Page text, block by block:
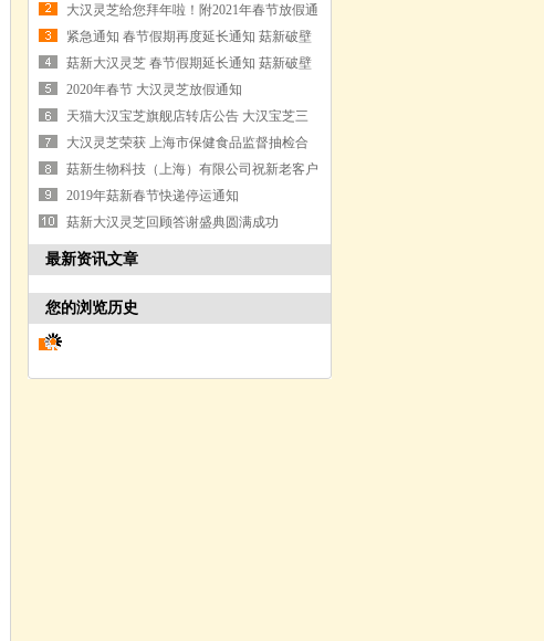
长徐华峰参观考察大汉灵芝
大汉灵芝给您拜年啦！附2021年春节放假通
知
紧急通知 春节假期再度延长通知 菇新破壁
灵芝孢子粉资讯
菇新大汉灵芝 春节假期延长通知 菇新破壁
灵芝孢子粉资讯
2020年春节 大汉灵芝放假通知
天猫大汉宝芝旗舰店转店公告 大汉宝芝三
款产品现已登陆微信商城
大汉灵芝荣获 上海市保健食品监督抽检合
格产品
菇新生物科技（上海）有限公司祝新老客户
新年快乐
2019年菇新春节快递停运通知
菇新大汉灵芝回顾答谢盛典圆满成功
最新资讯文章
您的浏览历史